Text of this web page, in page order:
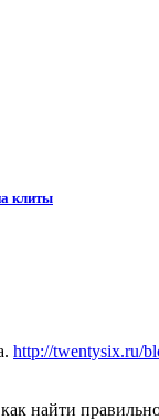
клиты
http://twentysix.ru/
найти